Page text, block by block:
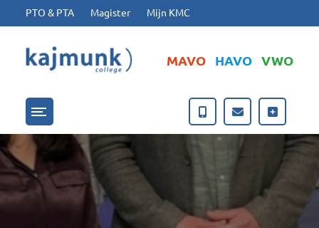
Ga naar hoofdinhoud
Ga naar footer
PTO & PTA Magister Mijn KMC
MAVO HAVO VWO
Menu openen/sluiten